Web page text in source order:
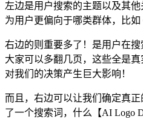
左边是用户搜索的主题以及其
为用户更偏向于哪类群体，比如
右边的则重要多了！是用户在搜
大家可以多翻几页，这些全是
对我们的决策产生巨大影响！
而且，右边可以让我们确定真
了一个搜索词，什么【AI Logo